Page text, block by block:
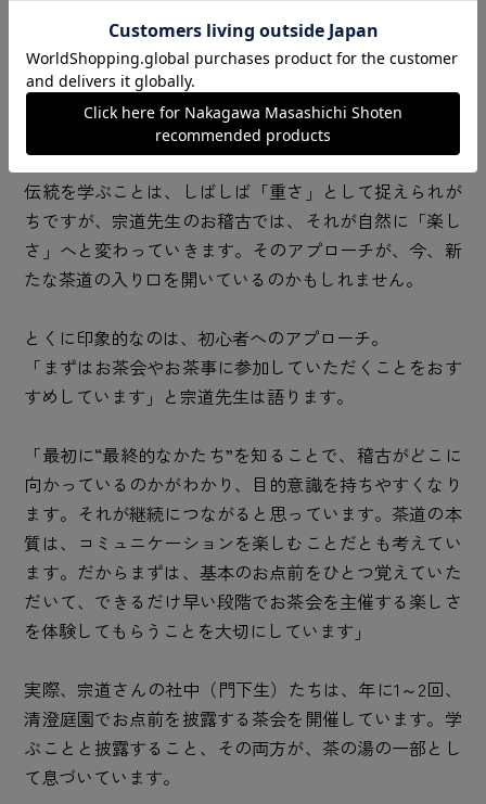
そんな中で、宗道先生のお稽古には、どこか風通しの良
さがあります。型や段階にこだわりすぎず、何より「茶
の湯を楽しむ」ことに焦点を当てています。稽古の中心
は、薄茶点前、濃茶点前、そして炉点前の3つ。
伝統を学ぶことは、しばしば「重さ」として捉えられが
ちですが、宗道先生のお稽古では、それが自然に「楽し
さ」へと変わっていきます。そのアプローチが、今、新
たな茶道の入り口を開いているのかもしれません。
とくに印象的なのは、初心者へのアプローチ。
「まずはお茶会やお茶事に参加していただくことをおす
すめしています」と宗道先生は語ります。
「最初に“最終的なかたち”を知ることで、稽古がどこに
向かっているのかがわかり、目的意識を持ちやすくなり
ます。それが継続につながると思っています。茶道の本
質は、コミュニケーションを楽しむことだとも考えてい
ます。だからまずは、基本のお点前をひとつ覚えていた
だいて、できるだけ早い段階でお茶会を主催する楽しさ
を体験してもらうことを大切にしています」
実際、宗道さんの社中（門下生）たちは、年に1～2回、
清澄庭園でお点前を披露する茶会を開催しています。学
ぶことと披露すること、その両方が、茶の湯の一部とし
て息づいています。